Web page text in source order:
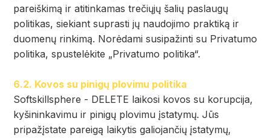
pareiškimą ir atitinkamas trečiųjų šalių paslaugų
politikas, siekiant suprasti jų naudojimo praktiką ir
duomenų rinkimą. Norėdami susipažinti su Privatumo
politika, spustelėkite „Privatumo politika“.
6.2. Kovos su pinigų plovimu politika
Softskillsphere - DELETE laikosi kovos su korupcija,
kyšininkavimu ir pinigų plovimu įstatymų. Jūs
pripažįstate pareigą laikytis galiojančių įstatymų,